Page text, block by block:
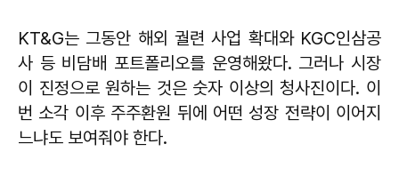
KT&G는 그동안 해외 궐련 사업 확대와 KGC인삼공
사 등 비담배 포트폴리오를 운영해왔다. 그러나 시장
이 진정으로 원하는 것은 숫자 이상의 청사진이다. 이
번 소각 이후 주주환원 뒤에 어떤 성장 전략이 이어지
느냐도 보여줘야 한다.